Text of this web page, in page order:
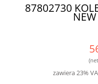
87802730
zawiera 23%